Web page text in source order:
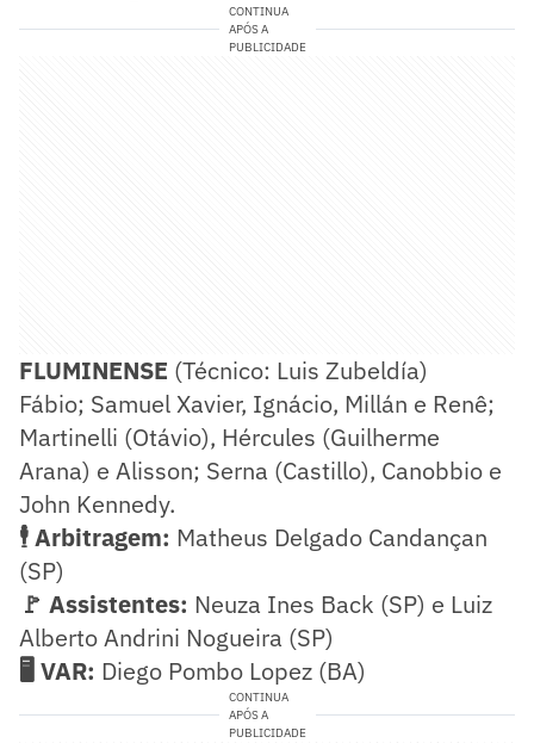
CONTINUA
APÓS A
PUBLICIDADE
FLUMINENSE (Técnico: Luis Zubeldía)
Fábio; Samuel Xavier, Ignácio, Millán e Renê;
Martinelli (Otávio), Hércules (Guilherme
Arana) e Alisson; Serna (Castillo), Canobbio e
John Kennedy.
🕴️ Arbitragem: Matheus Delgado Candançan
(SP)
🚩 Assistentes: Neuza Ines Back (SP) e Luiz
Alberto Andrini Nogueira (SP)
🖥️ VAR: Diego Pombo Lopez (BA)
CONTINUA
APÓS A
PUBLICIDADE